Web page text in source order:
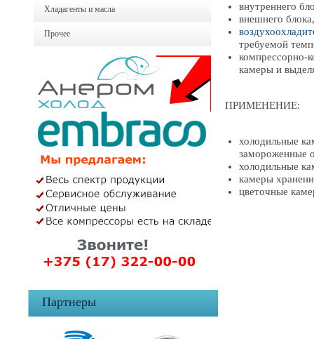
Хладагенты и масла
Прочее
Партнеры
внутреннего
внешнего
требуемой
компрессорно-
камеры и
ПРИМЕНЕНИЕ:
холодильные
замороженные
холодильные
камеры
цветочные